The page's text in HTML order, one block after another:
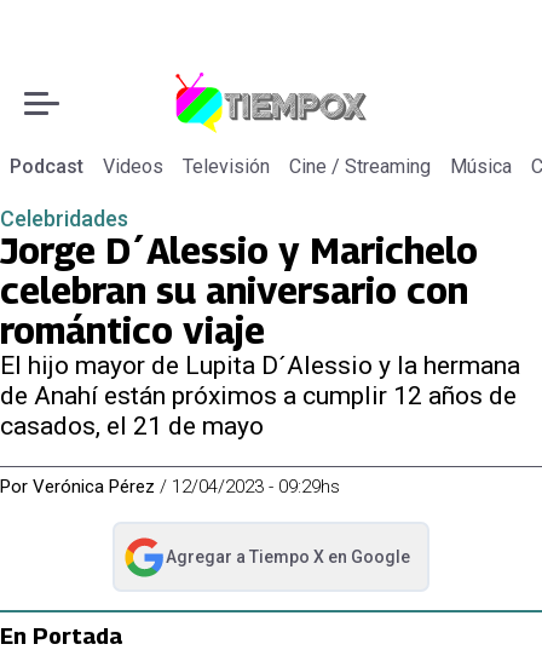
Podcast Videos Televisión Cine / Streaming Música
Celebridades
Jorge D´Alessio y Marichelo
celebran su aniversario con
romántico viaje
El hijo mayor de Lupita D´Alessio y la hermana
de Anahí están próximos a cumplir 12 años de
casados, el 21 de mayo
Por Verónica Pérez / 12/04/2023 - 09:29hs
Agregar a Tiempo Xen Google
abre en nueva pestaña
En Portada